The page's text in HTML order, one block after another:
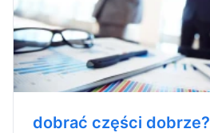
dobrać części dobrze?